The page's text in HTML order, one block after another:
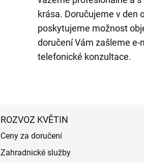
krása. Doručujeme v den
poskytujeme možnost
doručení Vám zašleme
telefonické konzultace.
ROZVOZ KVĚTIN
Ceny za doručení
Zahradnické služby